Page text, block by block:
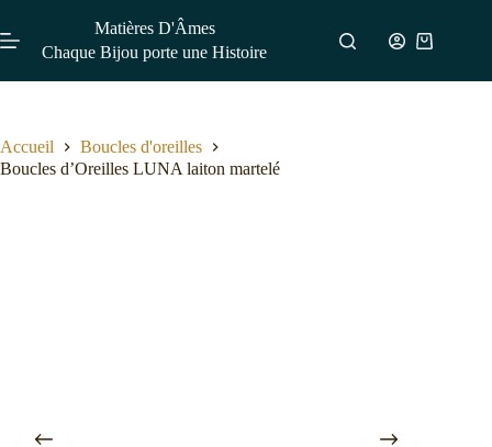
Matières D'Âmes
Chaque Bijou porte une Histoire
Accueil
Boucles d'oreilles
Boucles d’Oreilles LUNA laiton martelé